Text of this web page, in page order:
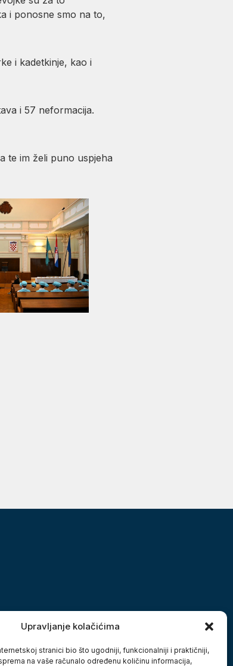
Upravljanje kolačićima
stranici bio što ugodniji, funkcionalniji i praktičniji,
na vaše računalo određenu količinu informacija,
i ponosne smo na to,
i kadetkinje, kao i
i 57 neformacija.
te im želi puno uspjeha